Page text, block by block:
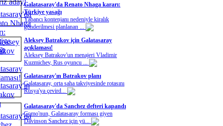
Galatasaray'da Renato Nhaga kararı:
Türkiye yasağı
Yabancı kontenjanı nedeniyle kiralık
gönderilmesi planlanan ...
Aleksey Batrakov için Galatasaray
açıklaması!
Aleksey Batrakov'un menajeri Vladimir
Kuzmichev, Rus oyuncu ...
Galatasaray'ın Batrakov planı
Galatasaray, orta saha takviyesinde rotasını
Rusya'ya çevird...
Galatasaray'da Sanchez defteri kapandı
Como'nun, Galatasaray forması giyen
Davinson Sanchez için yü...